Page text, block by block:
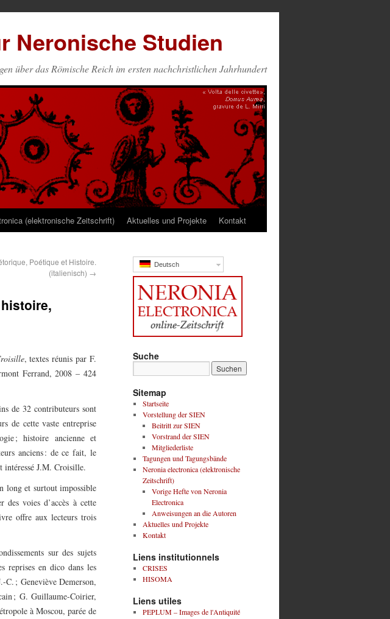
Neronische Studien
über das Römische Reich im ersten nachchristlichen Jahrhundert
(elektronische Zeitschrift) Aktuelles und Projekte Kontakt
Poétique et Histoire.
(italienisch) →
, textes réunis par F.
Ferrand, 2008 – 424
de 32 contributeurs sont
de cette vaste entreprise
; histoire ancienne et
anciens : de ce fait, le
intéressé J.M. Croisille.
long et surtout impossible
des voies d’accès à cette
offre aux lecteurs trois
sur des sujets
reprises en dico dans les
; Geneviève Demerson,
; G. Guillaume-Coirier,
à Moscou, parée de
Deutsch
Suche
Sitemap
Startseite
Vorstellung der SIEN
Beitritt zur SIEN
Vorstrand der SIEN
Mitgliederliste
Tagungen und Tagungsbände
Neronia electronica (elektronische
Zeitschrift)
Vorige Hefte von Neronia
Electronica
Anweisungen an die Autoren
Aktuelles und Projekte
Kontakt
Liens institutionnels
CRISES
HISOMA
Liens utiles
PEPLUM – Images de l'Antiquité